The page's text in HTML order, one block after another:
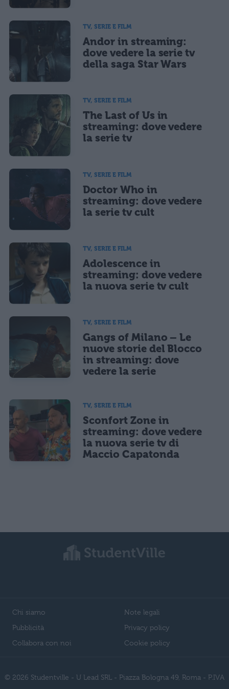
TV, SERIE E FILM
Andor in streaming:
dove vedere la serie tv
della saga Star Wars
TV, SERIE E FILM
The Last of Us in
streaming: dove vedere
la serie tv
TV, SERIE E FILM
Doctor Who in
streaming: dove vedere
la serie tv cult
TV, SERIE E FILM
Adolescence in
streaming: dove vedere
la nuova serie tv cult
TV, SERIE E FILM
Gangs of Milano – Le
nuove storie del Blocco
in streaming: dove
vedere la serie
TV, SERIE E FILM
Sconfort Zone in
streaming: dove vedere
la nuova serie tv di
Maccio Capatonda
Chi siamo
Pubblicità
Collabora con noi
Note legali
Privacy policy
Cookie policy
© 2026 Studentville - U Lead SRL - Piazza Bologna 49, Roma - P.IVA